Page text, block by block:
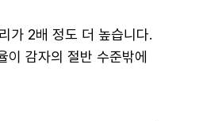
가 2배 정도 더 높습니다.
이 감자의 절반 수준밖에